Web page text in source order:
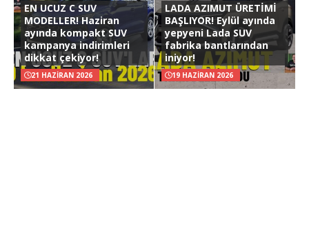
EN UCUZ C SUV
MODELLER! Haziran
ayında kompakt SUV
kampanya indirimleri
dikkat çekiyor!
21 HAZIRAN 2026
LADA AZIMUT ÜRETİMİ
BAŞLIYOR! Eylül ayında
yepyeni Lada SUV
fabrika bantlarından
iniyor!
19 HAZIRAN 2026